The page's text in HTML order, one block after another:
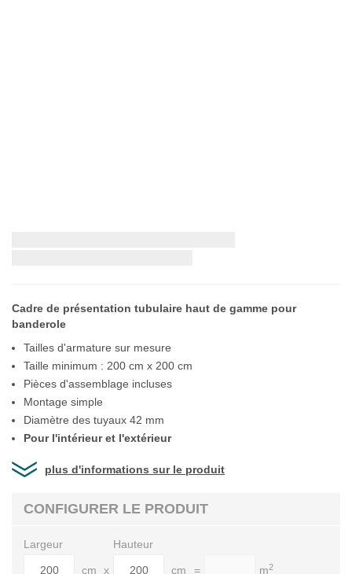
the
images
gallery
Cadre de présentation tubulaire haut de gamme pour
banderole
Tailles d'armature sur mesure
Taille minimum : 200 cm x 200 cm
Pièces d'assemblage incluses
Montage simple
Diamètre des tuyaux 42 mm
Pour l'intérieur et l'extérieur
plus d'informations sur le produit
CONFIGURER LE PRODUIT
Largeur
cm x
Hauteur
cm = m2